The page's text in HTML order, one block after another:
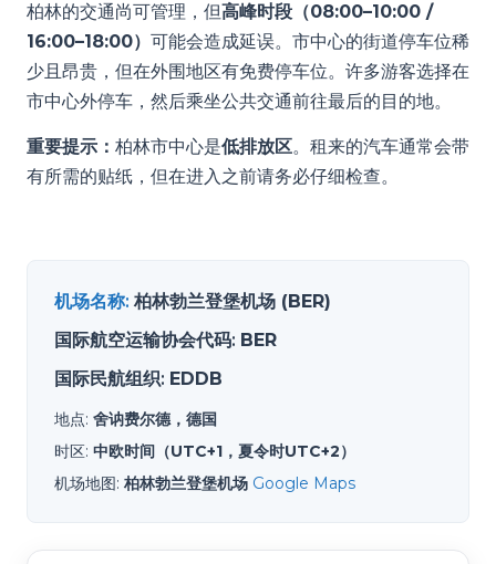
柏林的交通尚可管理，但高峰时段（08:00–10:00 /
16:00–18:00） 可能会造成延误。市中心的街道停车位稀
少且昂贵，但在外围地区有免费停车位。许多游客选择在
市中心外停车，然后乘坐公共交通前往最后的目的地。
重要提示： 柏林市中心是低排放区。租来的汽车通常会带
有所需的贴纸，但在进入之前请务必仔细检查。
机场名称: 柏林勃兰登堡机场 (BER)
国际航空运输协会代码: BER
国际民航组织: EDDB
地点: 舍讷费尔德，德国
时区: 中欧时间（UTC+1，夏令时UTC+2）
机场地图: 柏林勃兰登堡机场 Google Maps